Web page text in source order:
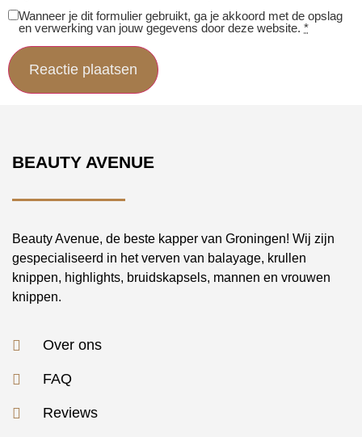
Wanneer je dit formulier gebruikt, ga je akkoord met de opslag
en verwerking van jouw gegevens door deze website. *
BEAUTY AVENUE
Beauty Avenue, de beste kapper van Groningen! Wij zijn
gespecialiseerd in het verven van balayage, krullen
knippen, highlights, bruidskapsels, mannen en vrouwen
knippen.
Over ons
FAQ
Reviews